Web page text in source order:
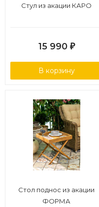
Стул из акации КАРО
15 990 ₽
В корзину
Стол поднос из акации
ФОРМА